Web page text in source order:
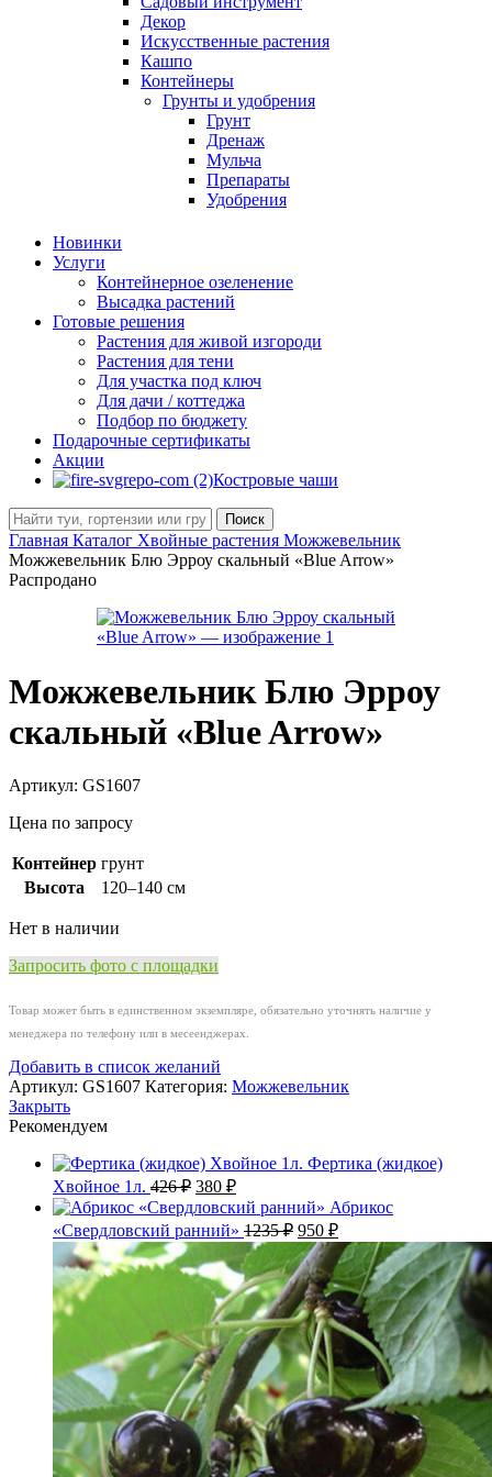
Декор
Искусственные растения
Кашпо
Контейнеры
Грунты и удобрения
Грунт
Дренаж
Мульча
Препараты
Удобрения
Новинки
Услуги
Контейнерное озеленение
Высадка растений
Готовые решения
Растения для живой изгороди
Растения для тени
Для участка под ключ
Для дачи / коттеджа
Подбор по бюджету
Подарочные сертификаты
Акции
Костровые чаши
Поиск
Главная Каталог Хвойные растения Можжевельник
Можжевельник Блю Эрроу скальный «Blue Arrow»
Распродано
Можжевельник Блю Эрроу
скальный «Blue Arrow»
Артикул: GS1607
Цена по запросу
Контейнер грунт
Высота
120–140 см
Нет в наличии
Запросить фото с площадки
Товар может быть в единственном экземпляре, обязательно уточнять наличие у
менеджера по телефону или в месеенджерах.
Добавить в список желаний
Артикул: GS1607 Категория: Можжевельник
Закрыть
Рекомендуем
Фертика (жидкое)
Хвойное 1л. 426₽ Первоначальная
цена
составляла
426 ₽.
380 ₽Текущая
цена:
380 ₽.
Абрикос
«Свердловский ранний» 1235₽ Первоначальная
цена
составляла
1235 ₽.
950 ₽Текущая
цена:
950 ₽.